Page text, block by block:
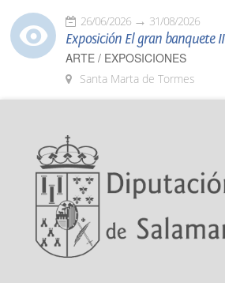
26/06/2026 31/08/2026
Exposición El gran banquete II
ARTE / EXPOSICIONES
Santa Marta de Tormes